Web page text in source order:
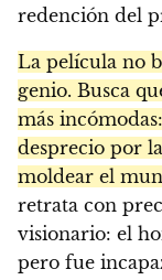
redención del
La película no
genio. Busca
más
desprecio por
moldear el
retrata con
visionario: el
pero fue